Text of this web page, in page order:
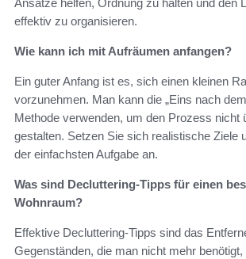
Ansätze helfen, Ordnung zu halten und den
effektiv zu organisieren.
Wie kann ich mit Aufräumen anfangen?
Ein guter Anfang ist es, sich einen kleinen
vorzunehmen. Man kann die „Eins nach
Methode verwenden, um den Prozess nicht
gestalten. Setzen Sie sich realistische Ziele
der einfachsten Aufgabe an.
Was sind Decluttering-Tipps für einen
Wohnraum?
Effektive Decluttering-Tipps sind das
Gegenständen, die man nicht mehr